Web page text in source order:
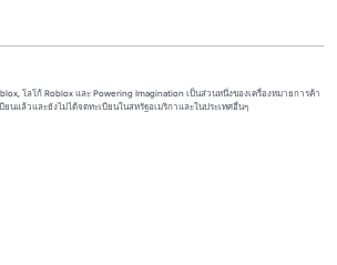
โลโก้ Roblox และ Powering Imagination เป็นส่วนหนึ่งของเครื่องหมายการค้า
ยนแล้วและยังไม่ได้จดทะเบียนในสหรัฐอเมริกาและในประเทศอื่นๆ